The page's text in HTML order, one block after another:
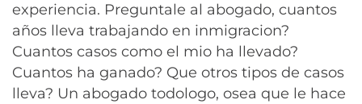
experiencia. Preguntale al abogado, cuantos
años lleva trabajando en inmigracion?
Cuantos casos como el mio ha llevado?
Cuantos ha ganado? Que otros tipos de casos
lleva? Un abogado todologo, osea que le hace